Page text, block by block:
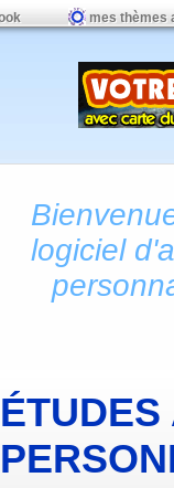
mes thèmes
logiciel